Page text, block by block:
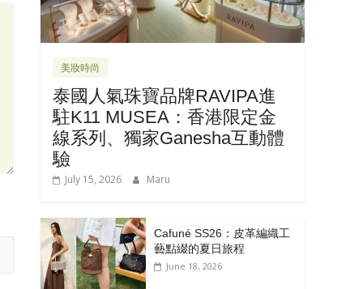
美妝時尚
泰國人氣珠寶品牌RAVIPA進
駐K11 MUSEA：香港限定金
線系列、獨家Ganesha互動體
驗
July 15, 2026 Maru
Cafuné SS26：皮革編織工
藝點綴的夏日旅程
June 18, 2026